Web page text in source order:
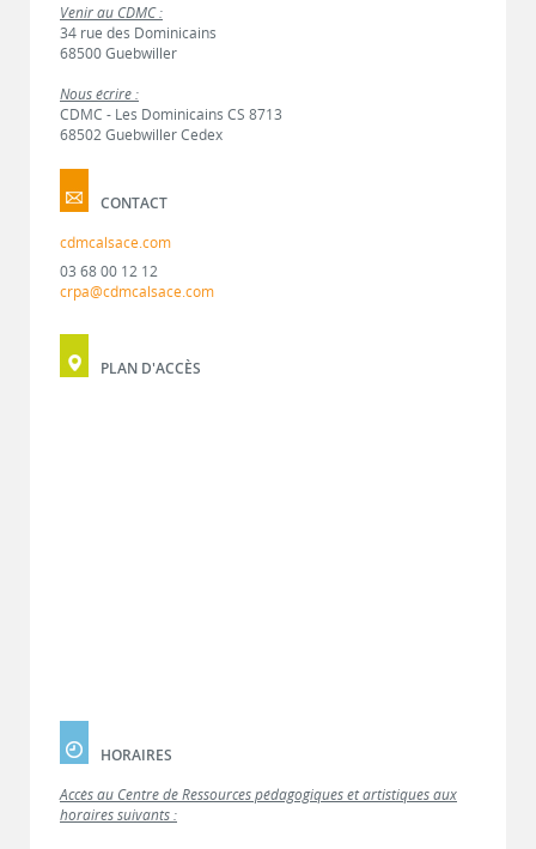
Venir au CDMC :
34 rue des Dominicains
68500 Guebwiller
Nous écrire :
CDMC - Les Dominicains CS 8713
68502 Guebwiller Cedex
CONTACT
cdmcalsace.com
03 68 00 12 12
crpa@cdmcalsace.com
PLAN D'ACCÈS
HORAIRES
Accès au Centre de Ressources pédagogiques et artistiques aux
horaires suivants :